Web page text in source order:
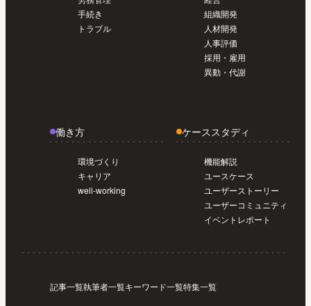
手続き
トラブル
組織開発
人材開発
人事評価
採用・雇用
異動・代謝
働き方
環境づくり
キャリア
well-working
ケーススタディ
機能解説
ユースケース
ユーザーストーリー
ユーザーコミュニティ
イベントレポート
記事一覧執筆者一覧キーワード一覧特集一覧